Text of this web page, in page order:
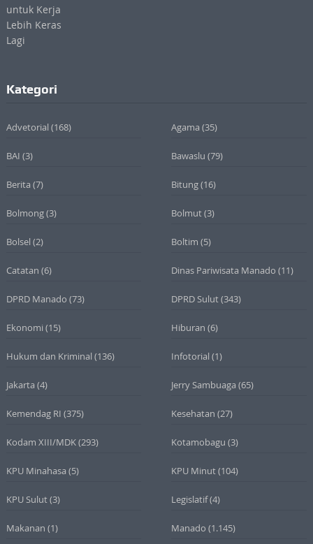
Kategori
Advetorial (168) Agama (35)
BAI (3) Bawaslu (79)
Berita (7) Bitung(16)
Bolmong(3) Bolmut(3)
Bolsel (2) Boltim (5)
Catatan (6) Dinas Pariwisata Manado (11)
DPRD Manado (73) DPRD Sulut(343)
Ekonomi (15) Hiburan (6)
Hukum dan Kriminal (136) Infotorial (1)
Jakarta (4) Jerry Sambuaga (65)
Kemendag RI (375) Kesehatan (27)
Kodam XIII/MDK(293) Kotamobagu (3)
KPU Minahasa (5) KPU Minut(104)
KPU Sulut(3) Legislatif(4)
Makanan (1) Manado (1.145)